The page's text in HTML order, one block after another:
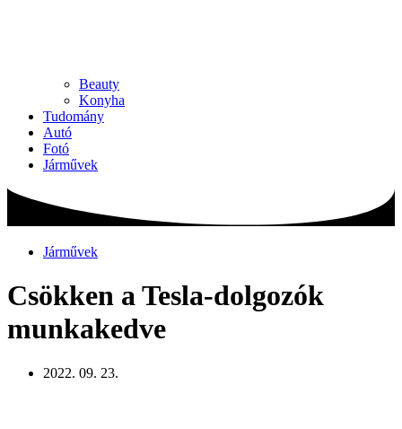
Beauty
Konyha
Tudomány
Autó
Fotó
Járművek
Járművek
Csökken a Tesla-dolgozók
munkakedve
2022. 09. 23.